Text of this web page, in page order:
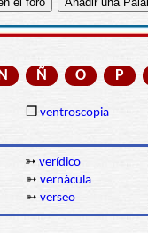
Ñ O P
❒ ventroscopia
➳ verídico
➳ vernácula
➳ verseo